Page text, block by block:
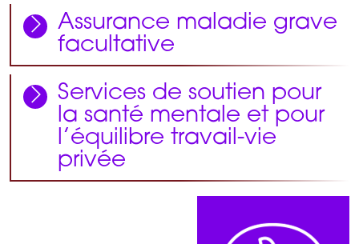
Assurance maladie grave
facultative
Services de soutien pour
la santé mentale et pour
l’équilibre travail-vie
privée